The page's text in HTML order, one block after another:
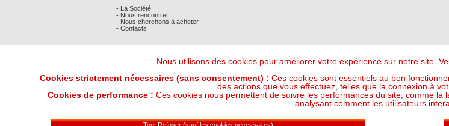
- La Société
- Nous rencontrer
- Nous cherchons à acheter
- Contacts
Mentions Légales- © Comptoir Philatelique et
Nous utilisons des cookies pour améliorer votre expérience sur notre site.
Cookies strictement nécessaires (sans consentement) : Ces cookies sont essentiels au bon
des actions que vous effectuez, telles que la connexion à
Cookies de performance : Ces cookies nous permettent de suivre les performances du site, comme
analysant comment les utilisateurs